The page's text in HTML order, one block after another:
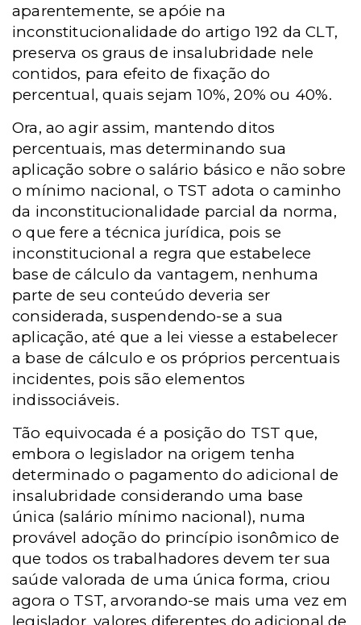
aparentemente, se apóie na
inconstitucionalidade do artigo 192 da CLT,
preserva os graus de insalubridade nele
contidos, para efeito de fixação do
percentual, quais sejam 10%, 20% ou 40%.
Ora, ao agir assim, mantendo ditos
percentuais, mas determinando sua
aplicação sobre o salário básico e não sobre
o mínimo nacional, o TST adota o caminho
da inconstitucionalidade parcial da norma,
o que fere a técnica jurídica, pois se
inconstitucional a regra que estabelece
base de cálculo da vantagem, nenhuma
parte de seu conteúdo deveria ser
considerada, suspendendo-se a sua
aplicação, até que a lei viesse a estabelecer
a base de cálculo e os próprios percentuais
incidentes, pois são elementos
indissociáveis.
Tão equivocada é a posição do TST que,
embora o legislador na origem tenha
determinado o pagamento do adicional de
insalubridade considerando uma base
única (salário mínimo nacional), numa
provável adoção do princípio isonômico de
que todos os trabalhadores devem ter sua
saúde valorada de uma única forma, criou
agora o TST, arvorando-se mais uma vez em